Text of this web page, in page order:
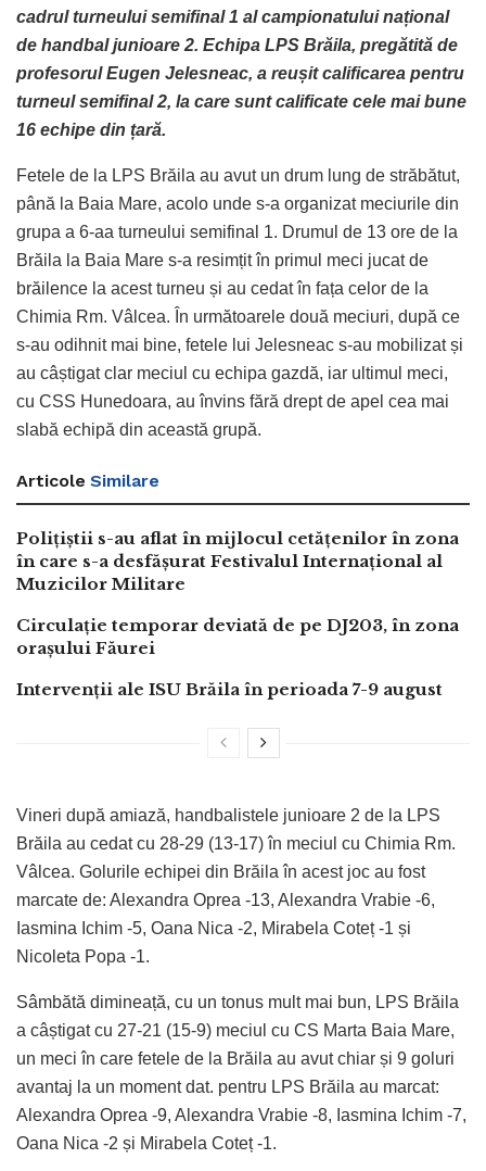
cadrul turneului semifinal 1 al campionatului național
de handbal junioare 2. Echipa LPS Brăila, pregătită de
profesorul Eugen Jelesneac, a reușit calificarea pentru
turneul semifinal 2, la care sunt calificate cele mai bune
16 echipe din țară.
Fetele de la LPS Brăila au avut un drum lung de străbătut,
până la Baia Mare, acolo unde s-a organizat meciurile din
grupa a 6-aa turneului semifinal 1. Drumul de 13 ore de la
Brăila la Baia Mare s-a resimțit în primul meci jucat de
brăilence la acest turneu și au cedat în fața celor de la
Chimia Rm. Vâlcea. În următoarele două meciuri, după ce
s-au odihnit mai bine, fetele lui Jelesneac s-au mobilizat și
au câștigat clar meciul cu echipa gazdă, iar ultimul meci,
cu CSS Hunedoara, au învins fără drept de apel cea mai
slabă echipă din această grupă.
Articole Similare
Polițiștii s-au aflat în mijlocul cetățenilor în zona
în care s-a desfășurat Festivalul Internațional al
Muzicilor Militare
Circulație temporar deviată de pe DJ203, în zona
orașului Făurei
Intervenții ale ISU Brăila în perioada 7-9 august
Vineri după amiază, handbalistele junioare 2 de la LPS
Brăila au cedat cu 28-29 (13-17) în meciul cu Chimia Rm.
Vâlcea. Golurile echipei din Brăila în acest joc au fost
marcate de: Alexandra Oprea -13, Alexandra Vrabie -6,
Iasmina Ichim -5, Oana Nica -2, Mirabela Coteț -1 și
Nicoleta Popa -1.
Sâmbătă dimineață, cu un tonus mult mai bun, LPS Brăila
a câștigat cu 27-21 (15-9) meciul cu CS Marta Baia Mare,
un meci în care fetele de la Brăila au avut chiar și 9 goluri
avantaj la un moment dat. pentru LPS Brăila au marcat:
Alexandra Oprea -9, Alexandra Vrabie -8, Iasmina Ichim -7,
Oana Nica -2 și Mirabela Coteț -1.